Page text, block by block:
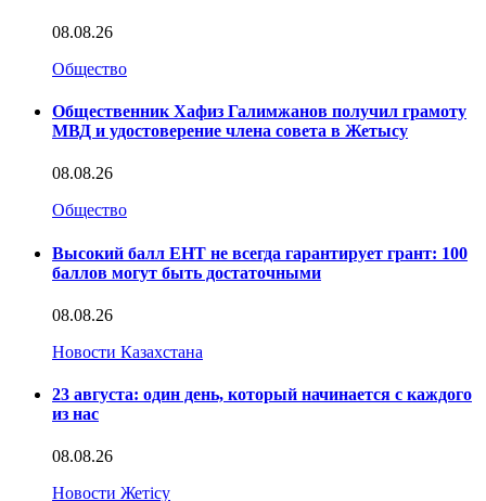
08.08.26
Общество
Общественник Хафиз Галимжанов получил грамоту
МВД и удостоверение члена совета в Жетысу
08.08.26
Общество
Высокий балл ЕНТ не всегда гарантирует грант: 100
баллов могут быть достаточными
08.08.26
Новости Казахстана
23 августа: один день, который начинается с каждого
из нас
08.08.26
Новости Жетісу